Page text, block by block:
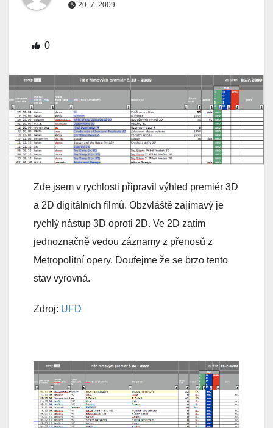
20. 7. 2009
0
Zde jsem v rychlosti připravil výhled premiér 3D
a 2D digitálních filmů. Obzvláště zajímavý je
rychlý nástup 3D oproti 2D. Ve 2D zatím
jednoznačně vedou záznamy z přenosů z
Metropolitní opery. Doufejme že se brzo tento
stav vyrovná.
Zdroj: UFD